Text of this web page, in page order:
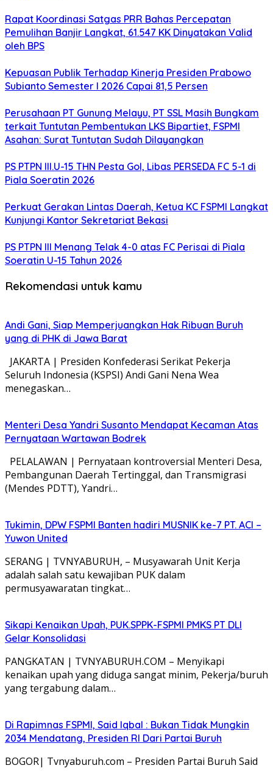
Rapat Koordinasi Satgas PRR Bahas Percepatan
Pemulihan Banjir Langkat, 61.547 KK Dinyatakan Valid
oleh BPS
Kepuasan Publik Terhadap Kinerja Presiden Prabowo
Subianto Semester I 2026 Capai 81,5 Persen
Perusahaan PT Gunung Melayu, PT SSL Masih Bungkam
terkait Tuntutan Pembentukan LKS Bipartiet, FSPMI
Asahan: Surat Tuntutan Sudah Dilayangkan
PS PTPN III.U-15 THN Pesta Gol, Libas PERSEDA FC 5-1 di
Piala Soeratin 2026
Perkuat Gerakan Lintas Daerah, Ketua KC FSPMI Langkat
Kunjungi Kantor Sekretariat Bekasi
PS PTPN III Menang Telak 4-0 atas FC Perisai di Piala
Soeratin U-15 Tahun 2026
Rekomendasi untuk kamu
Andi Gani, Siap Memperjuangkan Hak Ribuan Buruh
yang di PHK di Jawa Barat
JAKARTA | Presiden Konfederasi Serikat Pekerja
Seluruh Indonesia (KSPSI) Andi Gani Nena Wea
menegaskan…
Menteri Desa Yandri Susanto Mendapat Kecaman Atas
Pernyataan Wartawan Bodrek
PELALAWAN | Pernyataan kontroversial Menteri Desa,
Pembangunan Daerah Tertinggal, dan Transmigrasi
(Mendes PDTT), Yandri…
Tukimin, DPW FSPMI Banten hadiri MUSNIK ke-7 PT. ACI –
Yuwon United
SERANG | TVNYABURUH, – Musyawarah Unit Kerja
adalah salah satu kewajiban PUK dalam
permusyawaratan tingkat…
Sikapi Kenaikan Upah, PUK.SPPK-FSPMI PMKS PT DLI
Gelar Konsolidasi
PANGKATAN | TVNYABURUH.COM – Menyikapi
kenaikan upah yang diduga sangat minim, Pekerja/buruh
yang tergabung dalam…
Di Rapimnas FSPMI, Said Iqbal : Bukan Tidak Mungkin
2034 Mendatang, Presiden RI Dari Partai Buruh
BOGOR| Tvnyaburuh.com – Presiden Partai Buruh Said